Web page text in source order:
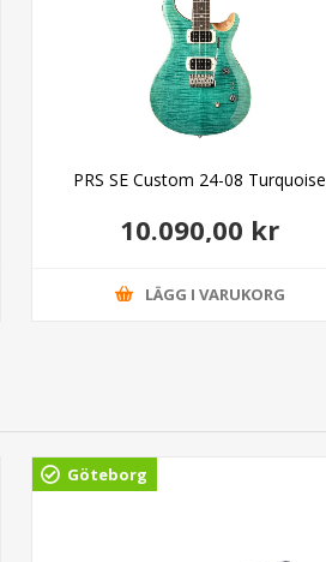
PRS SE Custom 24-08 Turquoise
10.090,00 kr
LÄGG I VARUKORG
Göteborg